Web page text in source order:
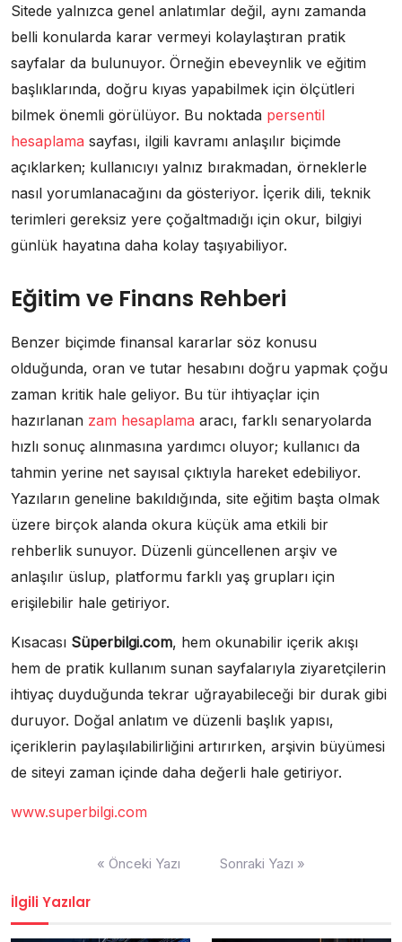
Sitede yalnızca genel anlatımlar değil, aynı zamanda
belli konularda karar vermeyi kolaylaştıran pratik
sayfalar da bulunuyor. Örneğin ebeveynlik ve eğitim
başlıklarında, doğru kıyas yapabilmek için ölçütleri
bilmek önemli görülüyor. Bu noktada persentil
hesaplama sayfası, ilgili kavramı anlaşılır biçimde
açıklarken; kullanıcıyı yalnız bırakmadan, örneklerle
nasıl yorumlanacağını da gösteriyor. İçerik dili, teknik
terimleri gereksiz yere çoğaltmadığı için okur, bilgiyi
günlük hayatına daha kolay taşıyabiliyor.
Eğitim ve Finans Rehberi
Benzer biçimde finansal kararlar söz konusu
olduğunda, oran ve tutar hesabını doğru yapmak çoğu
zaman kritik hale geliyor. Bu tür ihtiyaçlar için
hazırlanan zam hesaplama aracı, farklı senaryolarda
hızlı sonuç alınmasına yardımcı oluyor; kullanıcı da
tahmin yerine net sayısal çıktıyla hareket edebiliyor.
Yazıların geneline bakıldığında, site eğitim başta olmak
üzere birçok alanda okura küçük ama etkili bir
rehberlik sunuyor. Düzenli güncellenen arşiv ve
anlaşılır üslup, platformu farklı yaş grupları için
erişilebilir hale getiriyor.
Kısacası Süperbilgi.com, hem okunabilir içerik akışı
hem de pratik kullanım sunan sayfalarıyla ziyaretçilerin
ihtiyaç duyduğunda tekrar uğrayabileceği bir durak gibi
duruyor. Doğal anlatım ve düzenli başlık yapısı,
içeriklerin paylaşılabilirliğini artırırken, arşivin büyümesi
de siteyi zaman içinde daha değerli hale getiriyor.
www.superbilgi.com
« Önceki Yazı Sonraki Yazı »
İlgili Yazılar